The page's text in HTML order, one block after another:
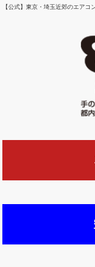
【公式】東京・埼玉近郊のエア